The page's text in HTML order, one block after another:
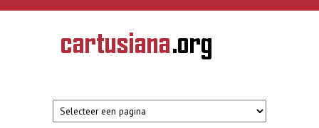
Overslaan en naar de inhoud gaan
CARTUSIANA
Geschiedenis
van de